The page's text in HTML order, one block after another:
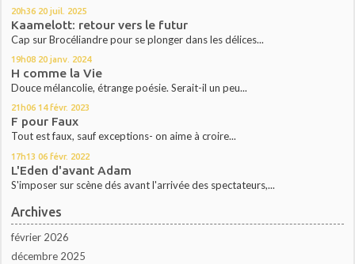
20h36 20 juil. 2025
Kaamelott: retour vers le futur
Cap sur Brocéliandre pour se plonger dans les délices...
19h08 20 janv. 2024
H comme la Vie
Douce mélancolie, étrange poésie. Serait-il un peu...
21h06 14 févr. 2023
F pour Faux
Tout est faux, sauf exceptions- on aime à croire...
17h13 06 févr. 2022
L'Eden d'avant Adam
S'imposer sur scène dés avant l'arrivée des spectateurs,...
Archives
février 2026
décembre 2025